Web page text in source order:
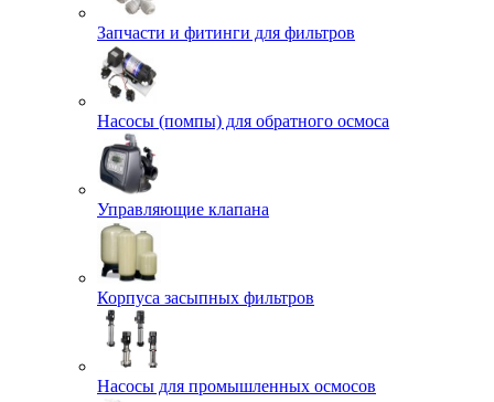
Запчасти и фитинги для фильтров
Насосы (помпы) для обратного осмоса
Управляющие клапана
Корпуса засыпных фильтров
Насосы для промышленных осмосов